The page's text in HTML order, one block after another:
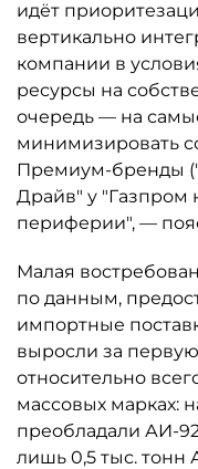
идёт
вертикально
компании в
ресурсы на
очередь — на
минимизировать
Премиум-бренды
Драйв" у "Газпром
периферии", —
Малая
по данным,
импортные
выросли за
относительно
массовых марках:
преобладали АИ-92
лишь 0,5 тыс. тонн